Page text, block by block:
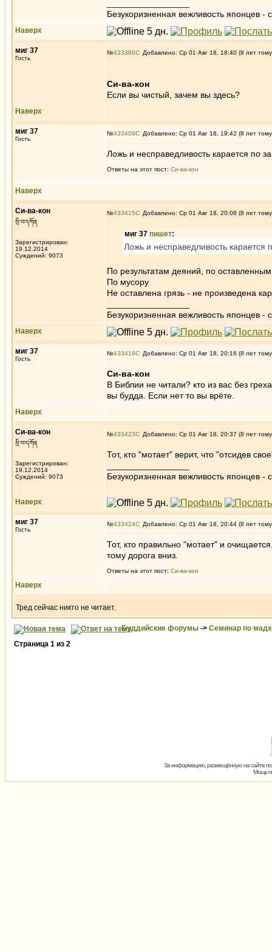
Безукоризненная вежливость японцев -
Наверх
миг 37
Гость
№433386 Добавлено: Ср 01 Авг 18, 18:40 (8 лет
Си-ва-кон
Если вы чистый, зачем вы здесь?
Наверх
миг 37
Гость
№433409 Добавлено: Ср 01 Авг 18, 19:42 (8 лет
Ложь и несправедливость карается по
Ответы на этот пост: Си-ва-кон
Наверх
Си-ва-кон
སྲི་བ་དཀོན
Зарегистрирован:
19.12.2014
Суждений: 9073
№433415 Добавлено: Ср 01 Авг 18, 20:08 (8 лет
миг 37 пишет:
Ложь и несправедливость карается
По результатам деяний, по
По мусору
Не оставлена грязь - не произведена
Безукоризненная вежливость японцев -
Наверх
миг 37
Гость
№433418 Добавлено: Ср 01 Авг 18, 20:16 (8 лет
Си-ва-кон
В Библии не читали? кто из вас без
вы будда. Если нет то вы врёте.
Наверх
Си-ва-кон
སྲི་བ་དཀོན
Зарегистрирован:
19.12.2014
Суждений: 9073
№433423 Добавлено: Ср 01 Авг 18, 20:37 (8 лет
Тот, кто "мотает" верит, что "отсидев
Безукоризненная вежливость японцев -
Наверх
миг 37
Гость
№433424 Добавлено: Ср 01 Авг 18, 20:44 (8 лет
Тот, кто правильно "мотает" и
тому дорога вниз.
Ответы на этот пост: Си-ва-кон
Наверх
Тред сейчас никто не читает.
Буддийские форумы -> Семинар по
Страница 1 из 2
За информацию, размещённую на сайте
Мощь